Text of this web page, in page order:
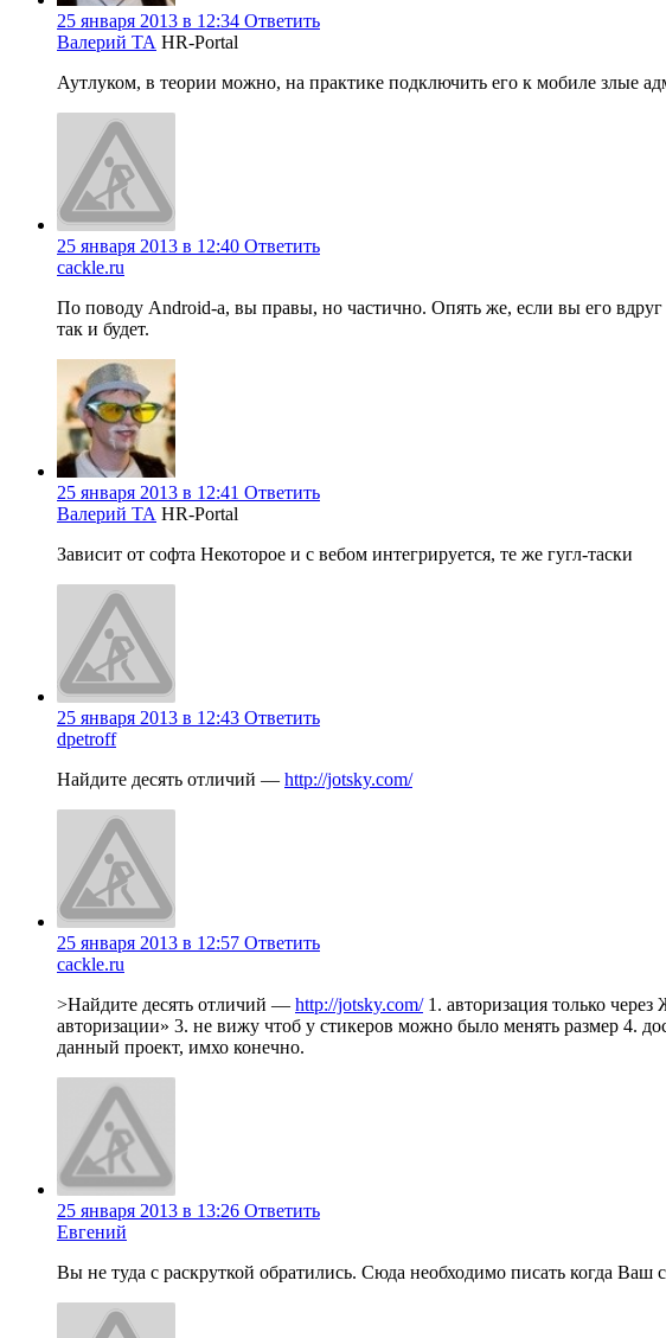
25 января 2013 в 12:34 Ответить
Валерий ТА HR-Portal
Аутлуком, в теории можно, на практике подключить его к мобиле злые
25 января 2013 в 12:40 Ответить
cackle.ru
По поводу Android-а, вы правы, но частично. Опять же, если вы его вдруг
так и будет.
25 января 2013 в 12:41 Ответить
Валерий ТА HR-Portal
Зависит от софта Некоторое и с вебом интегрируется, те же гугл-таски
25 января 2013 в 12:43 Ответить
dpetroff
Найдите десять отличий — http://jotsky.com/
25 января 2013 в 12:57 Ответить
cackle.ru
>Найдите десять отличий — http://jotsky.com/1. авторизация только
авторизации» 3. не вижу чтоб у стикеров можно было менять размер 4.
данный проект, имхо конечно.
25 января 2013 в 13:26 Ответить
Евгений
Вы не туда с раскруткой обратились. Сюда необходимо писать когда